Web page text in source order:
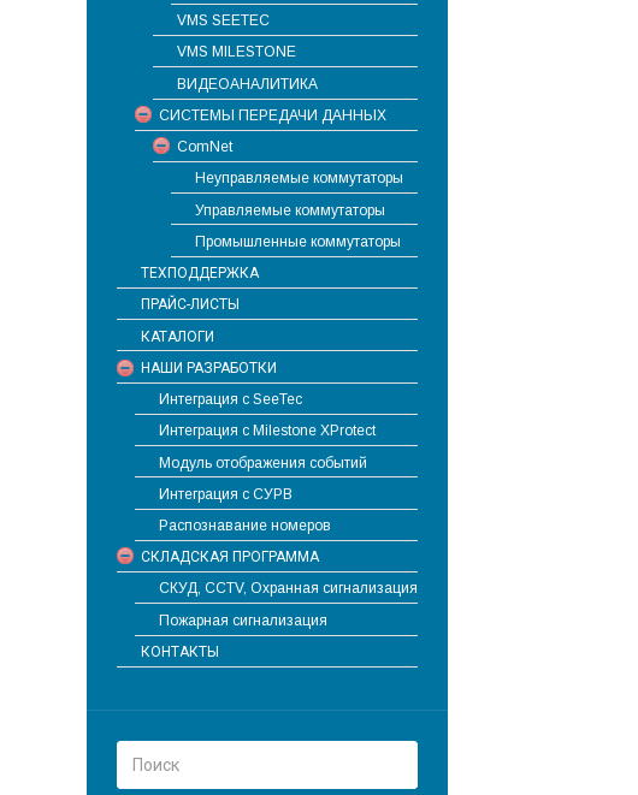
VMS SEETEC
VMS MILESTONE
ВИДЕОАНАЛИТИКА
СИСТЕМЫ ПЕРЕДАЧИ ДАННЫХ
ComNet
Неуправляемые коммутаторы
Управляемые коммутаторы
Промышленные коммутаторы
ТЕХПОДДЕРЖКА
ПРАЙС-ЛИСТЫ
КАТАЛОГИ
НАШИ РАЗРАБОТКИ
Интеграция с SeeTec
Интеграция с Milestone XProtect
Модуль отображения событий
Интеграция с СУРВ
Распознавание номеров
СКЛАДСКАЯ ПРОГРАММА
СКУД, CCTV, Охранная сигнализация
Пожарная сигнализация
КОНТАКТЫ